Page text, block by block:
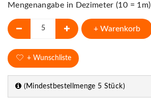
Mengenangabe in Dezimeter (10 = 1m)
+ Warenkorb
+ Wunschliste
(Mindestbestellmenge 5 Stück)